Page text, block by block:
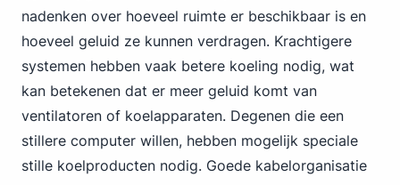
nadenken over hoeveel ruimte er beschikbaar is en
hoeveel geluid ze kunnen verdragen. Krachtigere
systemen hebben vaak betere koeling nodig, wat
kan betekenen dat er meer geluid komt van
ventilatoren of koelapparaten. Degenen die een
stillere computer willen, hebben mogelijk speciale
stille koelproducten nodig. Goede kabelorganisatie